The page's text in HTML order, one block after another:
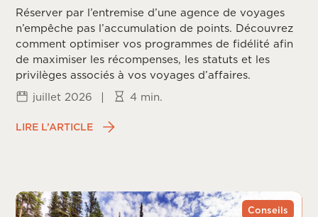
Réserver par l’entremise d’une agence de voyages
n’empêche pas l’accumulation de points. Découvrez
comment optimiser vos programmes de fidélité afin
de maximiser les récompenses, les statuts et les
privilèges associés à vos voyages d’affaires.
juillet 2026
| 4 min.
LIRE L’ARTICLE
Conseils